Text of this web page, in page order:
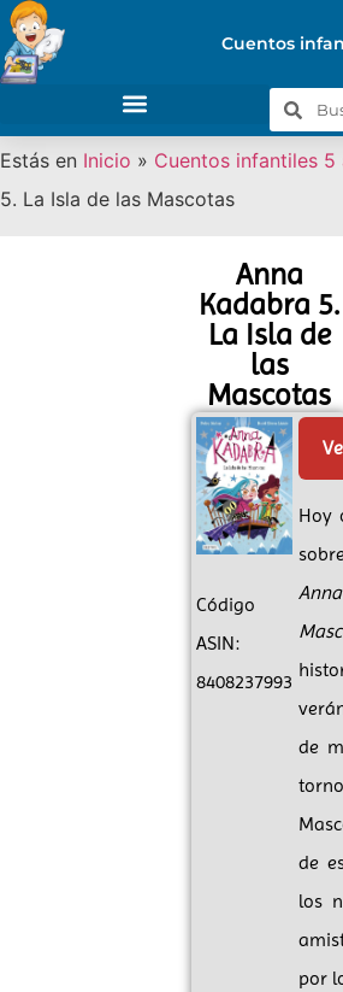
Cuentos
Estás en Inicio » Cuentos infantiles 5
5. La Isla de las Mascotas
Anna
Kadabra 5.
La Isla de
las
Mascotas
Código
ASIN:
8408237993
Hoy
de
de
los
por